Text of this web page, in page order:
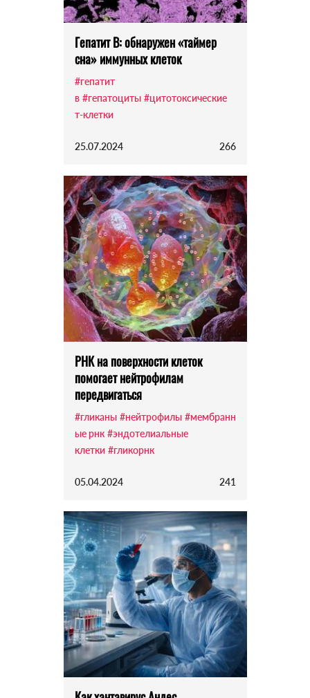
Гепатит B: обнаружен «таймер
сна» иммунных клеток
#гепатит
в #гепатоциты #цитотоксические
т-клетки
25.07.2024 266
РНК на поверхности клеток
помогает нейтрофилам
передвигаться
#гликаны #нейтрофилы #мембранн
ые рнк #эндотелиальные
клетки #гликорнк
05.04.2024 241